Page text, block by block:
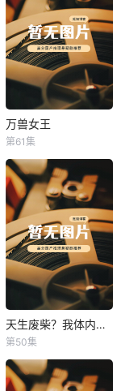
万兽女王
万兽女王
第61集
天生废柴？我体内有神血 天生废柴？我体内有神血
第50集